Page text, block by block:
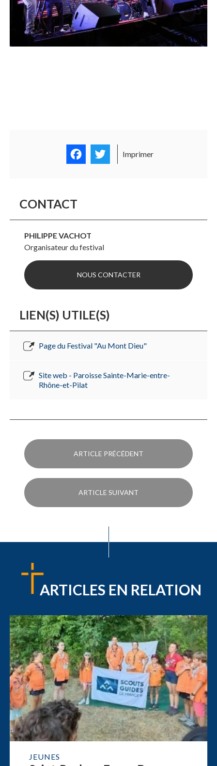
FacebookTwitter
Imprimer
CONTACT
PHILIPPE VACHOT
Organisateur du festival
NOUS CONTACTER
LIEN(S) UTILE(S)
Page du Festival "Au Mont Dieu"
Site web - Paroisse Sainte-Marie-entre-
Rhône-et-Pilat
ARTICLE PRÉCÉDENT
ARTICLE SUIVANT
ARTICLES EN RELATION
JEUNES